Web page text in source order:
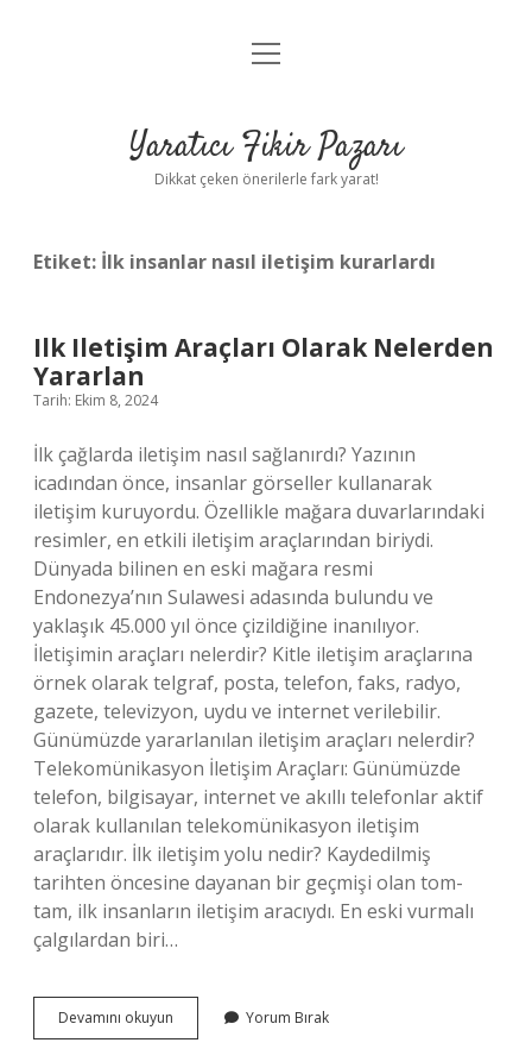
Anasayfa
Yasal Uyarı
menüyü
Yaratıcı Fikir Pazarı
Dikkat çeken önerilerle fark yarat!
Etiket: İlk insanlar nasıl iletişim kurarlardı
Ilk Iletişim Araçları Olarak Nelerden
Yararlan
Tarih: Ekim 8, 2024
İlk çağlarda iletişim nasıl sağlanırdı? Yazının
icadından önce, insanlar görseller kullanarak
iletişim kuruyordu. Özellikle mağara duvarlarındaki
resimler, en etkili iletişim araçlarından biriydi.
Dünyada bilinen en eski mağara resmi
Endonezya’nın Sulawesi adasında bulundu ve
yaklaşık 45.000 yıl önce çizildiğine inanılıyor.
İletişimin araçları nelerdir? Kitle iletişim araçlarına
örnek olarak telgraf, posta, telefon, faks, radyo,
gazete, televizyon, uydu ve internet verilebilir.
Günümüzde yararlanılan iletişim araçları nelerdir?
Telekomünikasyon İletişim Araçları: Günümüzde
telefon, bilgisayar, internet ve akıllı telefonlar aktif
olarak kullanılan telekomünikasyon iletişim
araçlarıdır. İlk iletişim yolu nedir? Kaydedilmiş
tarihten öncesine dayanan bir geçmişi olan tom-
tam, ilk insanların iletişim aracıydı. En eski vurmalı
çalgılardan biri…
Devamını okuyun
Iletişim
Yorum Bırak